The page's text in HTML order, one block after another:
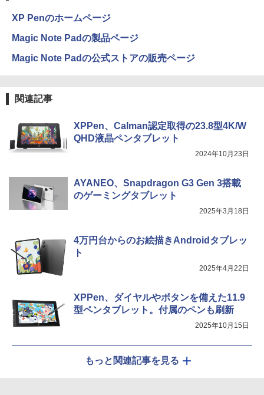
XP Penのホームページ
Magic Note Padの製品ページ
Magic Note Padの公式ストアの販売ページ
関連記事
XPPen、Calman認定取得の23.8型4K/W
QHD液晶ペンタブレット
2024年10月23日
AYANEO、Snapdragon G3 Gen 3搭載
のゲーミングタブレット
2025年3月18日
4万円台からのお絵描きAndroidタブレッ
ト
2025年4月22日
XPPen、ダイヤルやボタンを備えた11.9
型ペンタブレット。付属のペンも刷新
2025年10月15日
もっと関連記事を見る